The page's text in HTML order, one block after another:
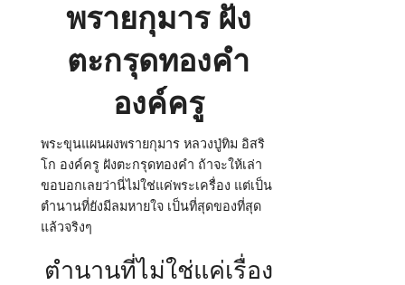
พรายกุมาร ฝัง
ตะกรุดทองคำ
องค์ครู
พระขุนแผนผงพรายกุมาร หลวงปู่ทิม อิสริ
โก องค์ครู ฝังตะกรุดทองคำ ถ้าจะให้เล่า
ขอบอกเลยว่านี่ไม่ใช่แค่พระเครื่อง แต่เป็น
ตำนานที่ยังมีลมหายใจ เป็นที่สุดของที่สุด
แล้วจริงๆ
ตำนานที่ไม่ใช่แค่เรื่อง